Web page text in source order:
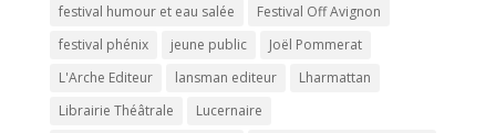
festival humour et eau salée
Festival Off Avignon
festival phénix
jeune public
Joël Pommerat
L'Arche Editeur
lansman editeur
Lharmattan
Librairie Théâtrale
Lucernaire